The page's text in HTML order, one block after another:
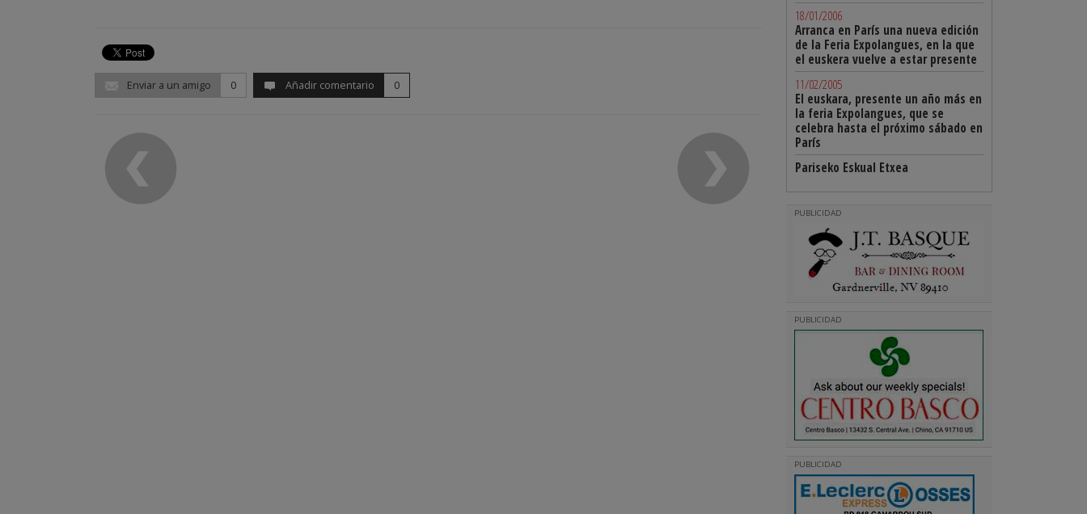
Enviar a un amigo 0 Añadir comentario 0
18/01/2006
Arranca en París una nueva edición
de la Feria Expolangues, en la que
el euskera vuelve a estar presente
11/02/2005
El euskara, presente un año más en
la feria Expolangues, que se
celebra hasta el próximo sábado en
París
Pariseko Eskual Etxea
PUBLICIDAD
PUBLICIDAD
PUBLICIDAD